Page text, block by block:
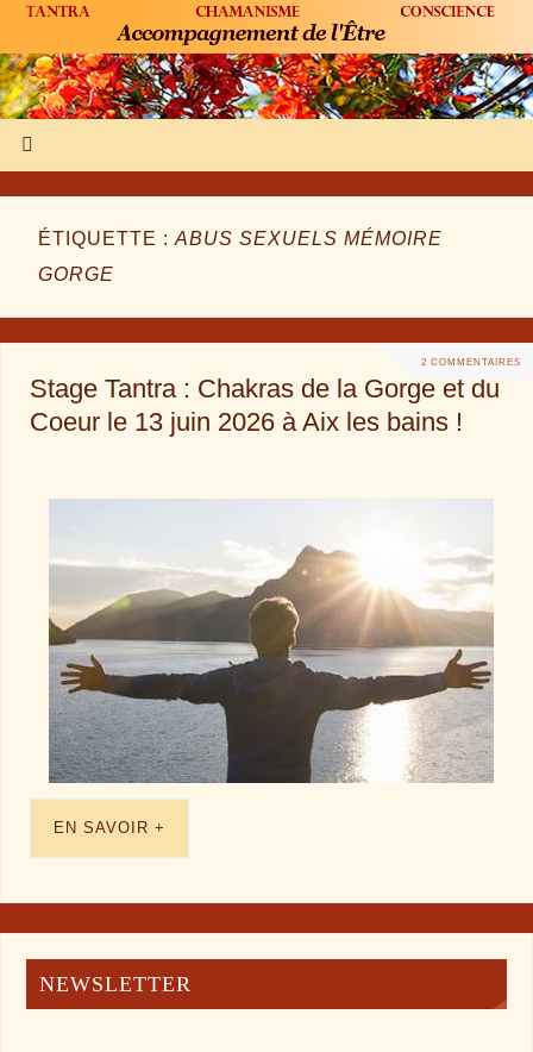
ÉTIQUETTE : ABUS SEXUELS MÉMOIRE
GORGE
2 COMMENTAIRES
Stage Tantra : Chakras de la Gorge et du
Coeur le 13 juin 2026 à Aix les bains !
EN SAVOIR +
NEWSLETTER